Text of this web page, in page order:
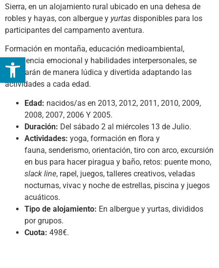
Abrir barra de herramientas
Sierra, en un alojamiento rural ubicado en una dehesa de
robles y hayas, con albergue y yurtas disponibles para los
participantes del campamento aventura.
Formación en montaña, educación medioambiental,
inteligencia emocional y habilidades interpersonales, se
trabajarán de manera lúdica y divertida adaptando las
actividades a cada edad.
Edad: nacidos/as en 2013, 2012, 2011, 2010, 2009,
2008, 2007, 2006 Y 2005.
Duración: Del sábado 2 al miércoles 13 de Julio.
Actividades: yoga, formación en flora y
fauna, senderismo, orientación, tiro con arco, excursión
en bus para hacer piragua y baño, retos: puente mono,
slack line, rapel, juegos, talleres creativos, veladas
nocturnas, vivac y noche de estrellas, piscina y juegos
acuáticos.
Tipo de alojamiento: En albergue y yurtas, divididos
por grupos.
Cuota: 498€.